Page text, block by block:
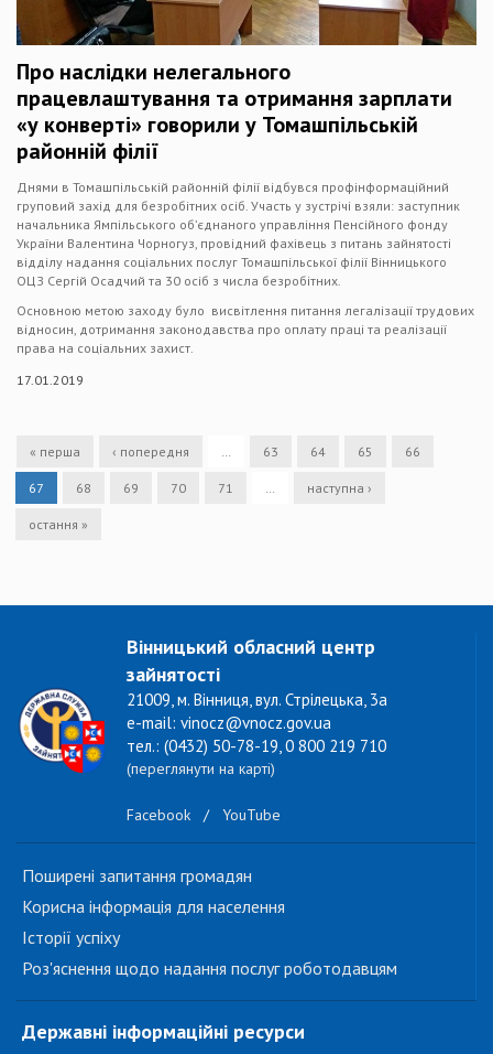
Про наслідки нелегального
працевлаштування та отримання зарплати
«у конверті» говорили у Томашпільській
районній філії
Днями в Томашпільській районній філії відбувся профінформаційний
груповий захід для безробітних осіб. Участь у зустрічі взяли: заступник
начальника Ямпільського об’єднаного управління Пенсійного фонду
України Валентина Чорногуз, провідний фахівець з питань зайнятості
відділу надання соціальних послуг Томашпільської філії Вінницького
ОЦЗ Сергій Осадчий та 30 осіб з числа безробітних.
Основною метою заходу було висвітлення питання легалізації трудових
відносин, дотримання законодавства про оплату праці та реалізації
права на соціальних захист.
17.01.2019
« перша ‹ попередня … 63 64 65 66
67 68 69 70 71 … наступна ›
остання »
Вінницький обласний центр
зайнятості
21009, м. Вінниця, вул. Стрілецька, 3а
e-mail: vinocz@vnocz.gov.ua
тел.: (0432) 50-78-19, 0 800 219 710
(переглянути на карті)
Facebook / YouTube
Поширені запитання громадян
Корисна інформація для населення
Історії успіху
Роз'яснення щодо надання послуг роботодавцям
Державні інформаційні ресурси